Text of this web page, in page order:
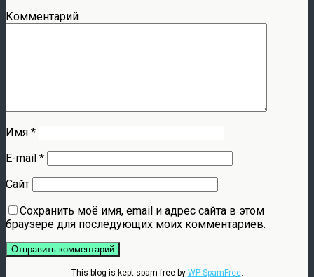
Комментарий
Имя *
E-mail *
Сайт
Сохранить моё имя, email и адрес сайта в этом
браузере для последующих моих комментариев.
This blog is kept spam free by WP-SpamFree.